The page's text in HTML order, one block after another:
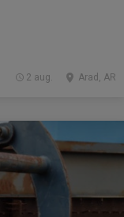
Arad, AR
2 aug.